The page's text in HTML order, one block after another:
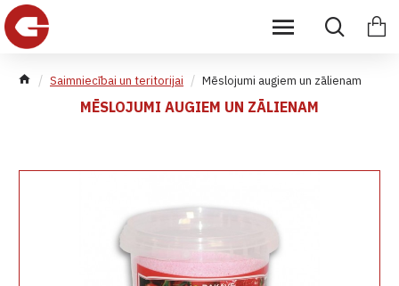
Saimniecībai un teritorijai Mēslojumi augiem un zālienam
MĒSLOJUMI AUGIEM UN ZĀLIENAM